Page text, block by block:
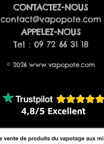
CONTACTEZ-NOUS
contact@vapopote.com
​APPELEZ-NOUS
Tel : 09 72 66 31 18
© 2026 www.vapopote.com